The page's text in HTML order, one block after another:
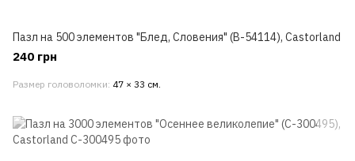
Пазл на 500 элементов "Блед, Словения" (B-54114), Castorland
240 грн
Размер головоломки 47 × 33 см.